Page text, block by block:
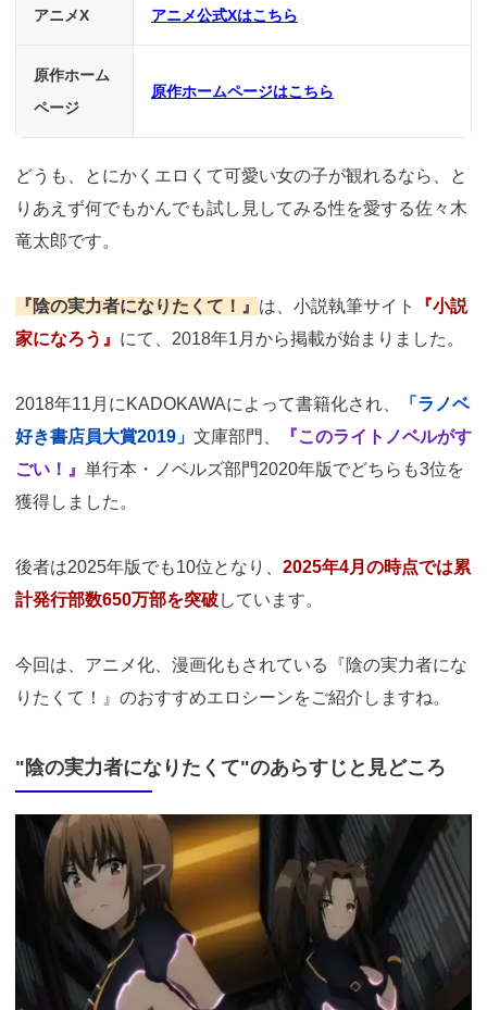
アニメX アニメ公式Xはこちら
原作ホーム
ページ
原作ホームページはこちら
どうも、とにかくエロくて可愛い女の子が観れるなら、と
りあえず何でもかんでも試し見してみる性を愛する佐々木
竜太郎です。
『陰の実力者になりたくて！』 は、小説執筆サイト
『小説
家になろう』 にて、2018年1月から掲載が始まりました。
2018年11月にKADOKAWAによって書籍化され、
「ラノベ
好き書店員大賞2019」 文庫部門、
『このライトノベルがす
ごい！』 単行本・ノベルズ部門2020年版でどちらも3位を
獲得しました。
後者は2025年版でも10位となり、 2025年4月の時点では累
計発行部数650万部を突破しています。
今回は、アニメ化、漫画化もされている『陰の実力者にな
りたくて！』のおすすめエロシーンをご紹介しますね。
"陰の実力者になりたくて"のあらすじと見どころ